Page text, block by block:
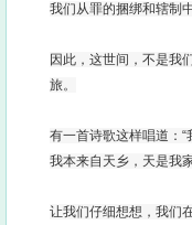
我们从罪的捆绑和辖制
因此，这世间，不是我
旅。
有一首诗歌这样唱道：
我本来自天乡，天是我
让我们仔细想想，我们